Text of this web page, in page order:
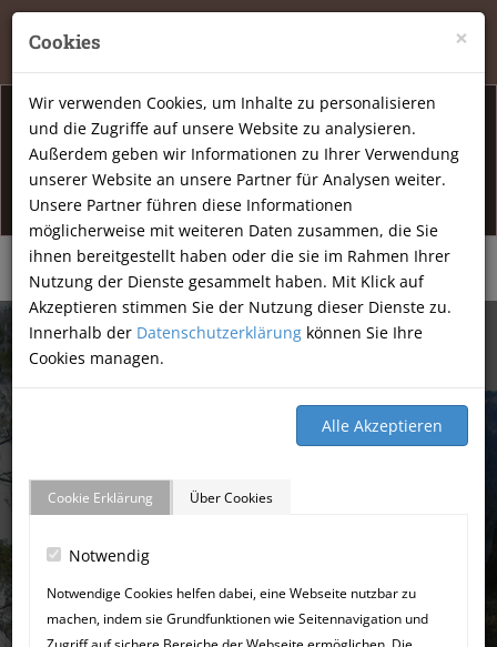
×
Cookies
Wir verwenden Cookies, um Inhalte zu personalisieren
und die Zugriffe auf unsere Website zu analysieren.
Außerdem geben wir Informationen zu Ihrer Verwendung
unserer Website an unsere Partner für Analysen weiter.
Unsere Partner führen diese Informationen
möglicherweise mit weiteren Daten zusammen, die Sie
ihnen bereitgestellt haben oder die sie im Rahmen Ihrer
Nutzung der Dienste gesammelt haben. Mit Klick auf
Akzeptieren stimmen Sie der Nutzung dieser Dienste zu.
Innerhalb der Datenschutzerklärung können Sie Ihre
Cookies managen.
Cookie Erklärung Über Cookies
Notwendig
Notwendige Cookies helfen dabei, eine Webseite nutzbar zu
machen, indem sie Grundfunktionen wie Seitennavigation und
|
07134-9177806
Info Öffnunsgzeiten
Am Freitag den 07.08.2026 haben wir geschlossen.
GÄSTEBUCH